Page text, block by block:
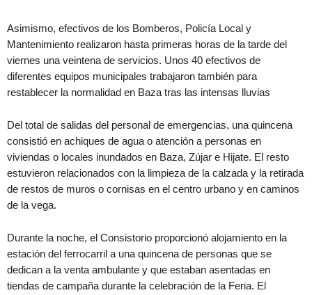
Asimismo, efectivos de los Bomberos, Policía Local y
Mantenimiento realizaron hasta primeras horas de la tarde del
viernes una veintena de servicios. Unos 40 efectivos de
diferentes equipos municipales trabajaron también para
restablecer la normalidad en Baza tras las intensas lluvias
Del total de salidas del personal de emergencias, una quincena
consistió en achiques de agua o atención a personas en
viviendas o locales inundados en Baza, Zújar e Hijate. El resto
estuvieron relacionados con la limpieza de la calzada y la retirada
de restos de muros o cornisas en el centro urbano y en caminos
de la vega.
Durante la noche, el Consistorio proporcionó alojamiento en la
estación del ferrocarril a una quincena de personas que se
dedican a la venta ambulante y que estaban asentadas en
tiendas de campaña durante la celebración de la Feria. El